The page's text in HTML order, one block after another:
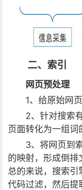
二、索引
网页预处理
1、给原始网
2、针对搜索
页面转化为一组
3、将网页到
的映射，形成倒
总的来说，搜索
代码过滤，然后提